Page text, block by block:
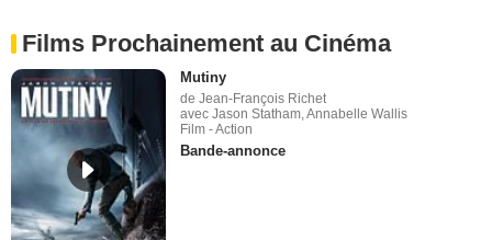
Films Prochainement au Cinéma
Mutiny
de Jean-François Richet
avec Jason Statham, Annabelle Wallis
Film - Action
Bande-annonce